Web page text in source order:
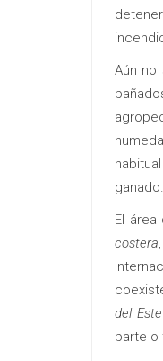
Aún no
ganado.
El
costera
del Este
parte o